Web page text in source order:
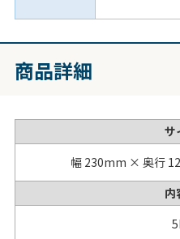
商品詳細
サ
幅 230mm × 奥行
内